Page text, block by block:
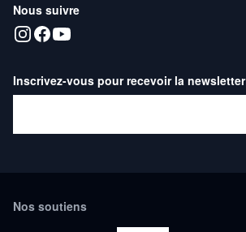
Nous suivre
Inscrivez-vous pour recevoir la newsletter
Nos soutiens